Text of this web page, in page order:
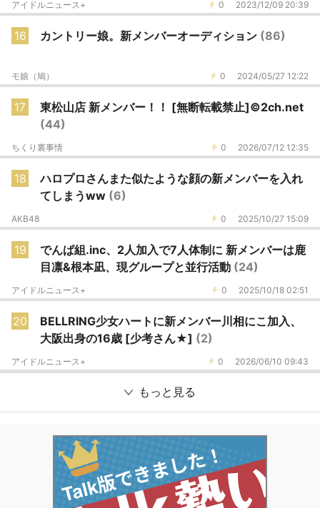
0 2023/12/09 20:39
アイドルニュース+
16 カントリー娘。新メンバーオーディション (86)
0 2024/05/27 12:22
モ娘（鳩）
17
東松山店 新メンバー！！ [無断転載禁止]©2ch.net
(44)
0 2026/07/12 12:35
ちくり裏事情
18
ハロプロさんまた似たような顔の新メンバーを入れ
てしまうww (6)
0 2025/10/27 15:09
AKB48
19
でんぱ組.inc、2人加入で7人体制に 新メンバーは鹿
目凛&根本凪、現グループと並行活動 (24)
0 2025/10/18 02:51
アイドルニュース+
20
BELLRING少女ハートに新メンバー川相にこ加入、
大阪出身の16歳 [少考さん★] (2)
0 2026/06/10 09:43
アイドルニュース+
もっと見る